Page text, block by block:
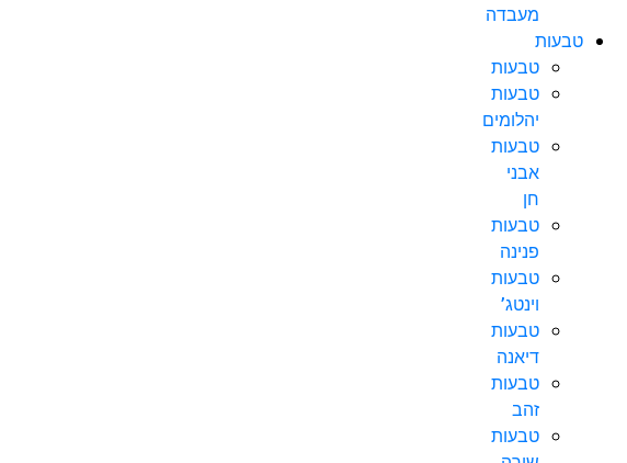
מעבדה
טבעות
טבעות
טבעות
יהלומים
טבעות
אבני
חן
טבעות
פנינה
טבעות
וינטג’
טבעות
דיאנה
טבעות
זהב
טבעות